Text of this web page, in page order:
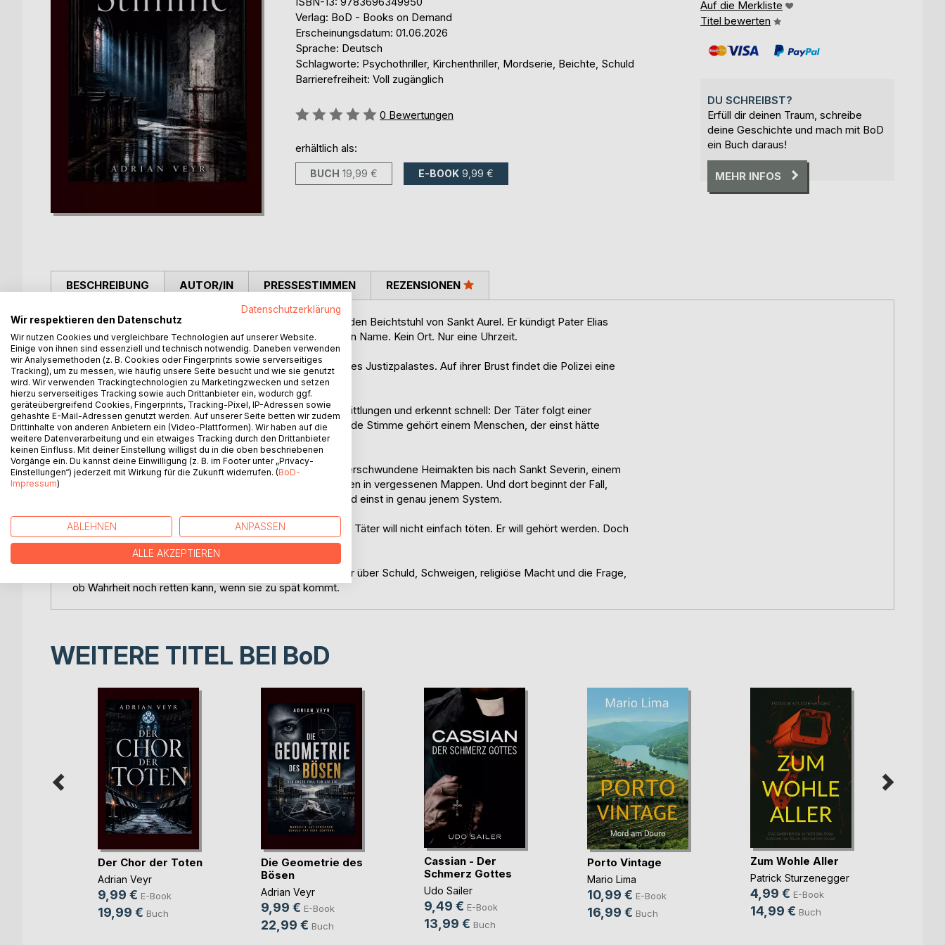
Verlag: BoD - Books on Demand
Erscheinungsdatum: 01.06.2026
Sprache: Deutsch
Schlagworte: Psychothriller, Kirchenthriller, Mordserie, Beichte, Schuld
Barrierefreiheit: Voll zugänglich
Bewertung::
0 Bewertungen
erhältlich als:
BUCH 19,99 € E-BOOK 9,99 €
Auf die Merkliste
Titel bewerten
DU SCHREIBST?
Erfüll dir deinen Traum, schreibe
deine Geschichte und mach mit BoD
ein Buch daraus!
MEHR INFOS
BESCHREIBUNG
In einer regnerischen Nacht betritt ein unbekannter Mann den Beichtstuhl von Sankt Aurel. Er kündigt Pater Elias
Brandt an, noch in derselben Nacht eine Frau zu töten. Kein Name. Kein Ort. Nur eine Uhrzeit.
Wenig später liegt Richterin Helena Vogt tot im Innenhof des Justizpalastes. Auf ihrer Brust findet die Polizei eine
Botschaft, die Elias unmittelbar in den Fall hineinzieht.
Kriminalhauptkommissarin Mara Seidel übernimmt die Ermittlungen und erkennt schnell: Der Täter folgt einer
grausamen Ordnung. Jede Tat ist als Stimme angelegt. Jede Stimme gehört einem Menschen, der einst hätte
sprechen können und schwieg.
Die Spur führt von alten Familiengerichtsverfahren über verschwundene Heimakten bis nach Sankt Severin, einem
ehemaligen kirchlichen Heim. Dort wurden Kinder zu Namen in vergessenen Mappen. Und dort beginnt der Fall,
Mara persönlich einzuholen: Ihr Bruder Samuel verschwand einst in genau jenem System.
Je näher Mara der Wahrheit kommt, desto klarer wird: Der Täter will nicht einfach töten. Er will gehört werden. Doch
seine Wahrheit fordert Opfer.
Die siebte Stimme ist ein düsterer psychologischer Thriller über Schuld, Schweigen, religiöse Macht und die Frage,
ob Wahrheit noch retten kann, wenn sie zu spät kommt.
AUTOR/IN PRESSESTIMMEN REZENSIONEN
WEITERE TITEL BEI BoD
Der Chor der Toten
Adrian Veyr
9,99 € E-Book
19,99 € Buch
Die Geometrie des
Bösen
Adrian Veyr
9,99 € E-Book
22,99 € Buch
Cassian - Der
Schmerz Gottes
Udo Sailer
9,49 € E-Book
13,99 € Buch
Porto Vintage
Mario Lima
10,99 € E-Book
16,99 € Buch
Zum Wohle Aller
Patrick Sturzenegger
4,99 € E-Book
14,99 € Buch
Datenschutzerklärung
Wir respektieren den Datenschutz
Wir nutzen Cookies und vergleichbare Technologien auf unserer Website.
Einige von ihnen sind essenziell und technisch notwendig. Daneben verwenden
wir Analysemethoden (z. B. Cookies oder Fingerprints sowie serverseitiges
Tracking), um zu messen, wie häufig unsere Seite besucht und wie sie genutzt
wird. Wir verwenden Trackingtechnologien zu Marketingzwecken und setzen
hierzu serverseitiges Tracking sowie auch Drittanbieter ein, wodurch ggf.
geräteübergreifend Cookies, Fingerprints, Tracking-Pixel, IP-Adressen sowie
gehashte E-Mail-Adressen genutzt werden. Auf unserer Seite betten wir zudem
Drittinhalte von anderen Anbietern ein (Video-Plattformen). Wir haben auf die
weitere Datenverarbeitung und ein etwaiges Tracking durch den Drittanbieter
keinen Einfluss. Mit deiner Einstellung willigst du in die oben beschriebenen
Vorgänge ein. Du kannst deine Einwilligung (z. B. im Footer unter „Privacy-
Einstellungen“) jederzeit mit Wirkung für die Zukunft widerrufen. (BoD-
Impressum)
ABLEHNEN ANPASSEN
ALLE AKZEPTIEREN